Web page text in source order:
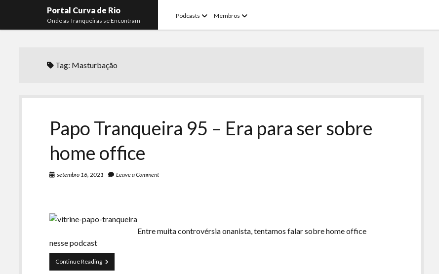
Portal Curva de Rio
Onde as Tranqueiras se Encontram
Podcasts openMembros open
Tag: Masturbação
Papo Tranqueira 95 – Era para ser sobre
home office
setembro 16, 2021 Leave a Comment
Entre muita controvérsia onanista, tentamos falar sobre home office
nesse podcast
Continue ReadingPapo
Tranqueira